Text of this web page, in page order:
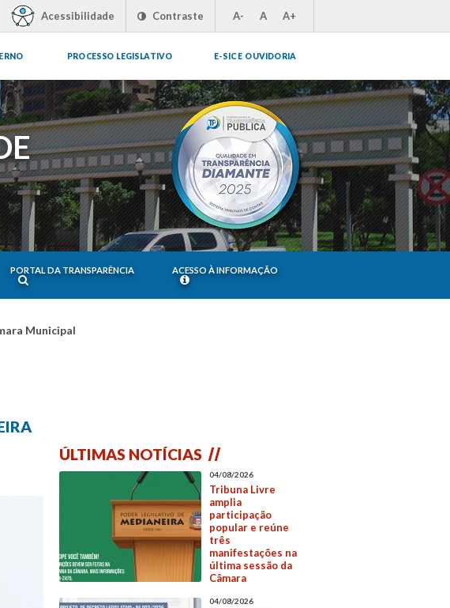
Acessibilidade Contraste A- A A+
PROCESSO LEGISLATIVO E-SIC E OUVIDORIA
PORTAL DA TRANSPARÊNCIA ACESSO À INFORMAÇÃO
Municipal
ÚLTIMAS NOTÍCIAS
04/08/2026
Tribuna Livre
amplia
participação
popular e reúne
três
manifestações na
última sessão da
Câmara
04/08/2026